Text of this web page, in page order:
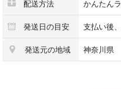
配送方法 かんたん
発送日の目安 支払い後
発送元の地域 神奈川県